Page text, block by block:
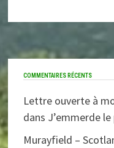
COMMENTAIRES RÉCENTS
Lettre ouverte à
dans J’emmerde
Murayfield –